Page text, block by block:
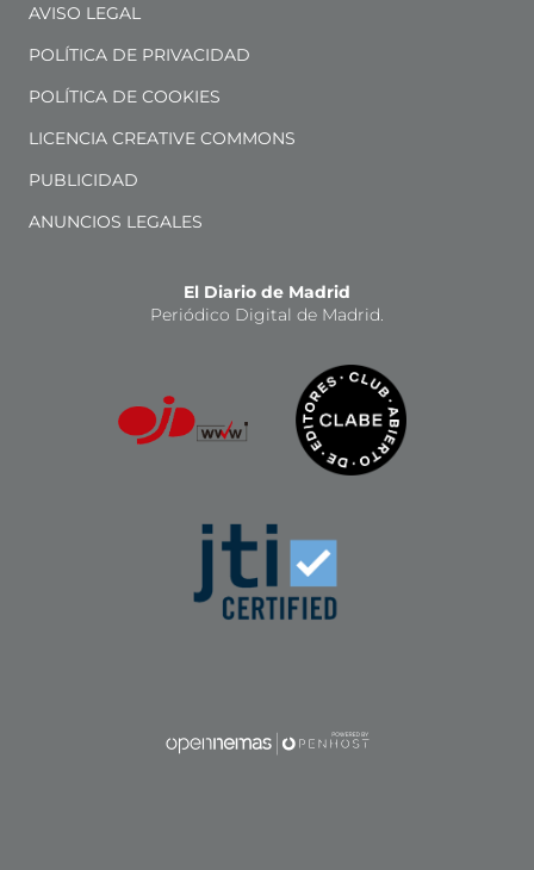
AVISO LEGAL
POLÍTICA DE PRIVACIDAD
POLÍTICA DE COOKIES
LICENCIA CREATIVE COMMONS
PUBLICIDAD
ANUNCIOS LEGALES
El Diario de Madrid
Periódico Digital de Madrid.